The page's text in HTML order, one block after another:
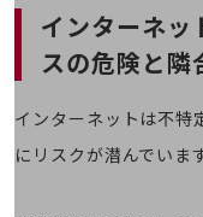
業務効率化
災害対策
地域共創・地方創生
インターネッ
スの危険と隣
インターネットは不特
にリスクが潜んでいます